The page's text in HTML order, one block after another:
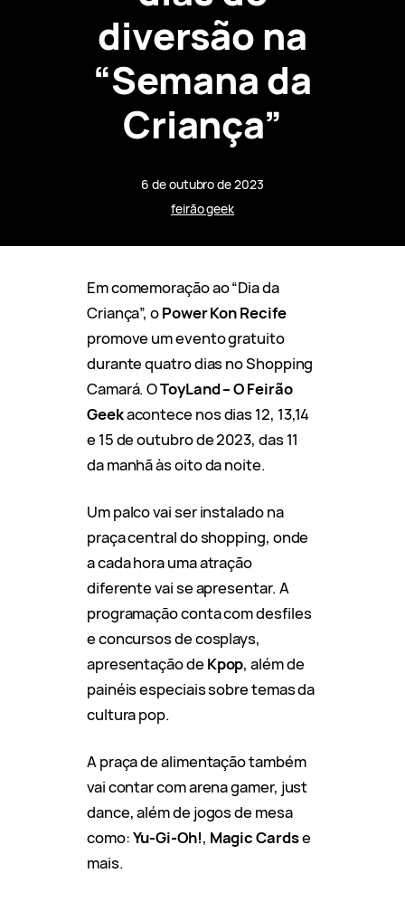
diversão na
“Semana da
Criança”
6 de outubro de 2023
feirão geek
Em comemoração ao “Dia da
Criança”, oPower Kon Recife
promove um evento gratuito
durante quatro dias no Shopping
Camará. OToyLand – O Feirão
Geekacontece nos dias 12, 13,14
e 15 de outubro de 2023, das 11
da manhã às oito da noite.
Um palco vai ser instalado na
praça central do shopping, onde
a cada hora uma atração
diferente vai se apresentar. A
programação conta com desfiles
e concursos de cosplays,
apresentação deKpop, além de
painéis especiais sobre temas da
cultura pop.
A praça de alimentação também
vai contar com arena gamer, just
dance, além de jogos de mesa
como:Yu-Gi-Oh!, Magic Cardse
mais.